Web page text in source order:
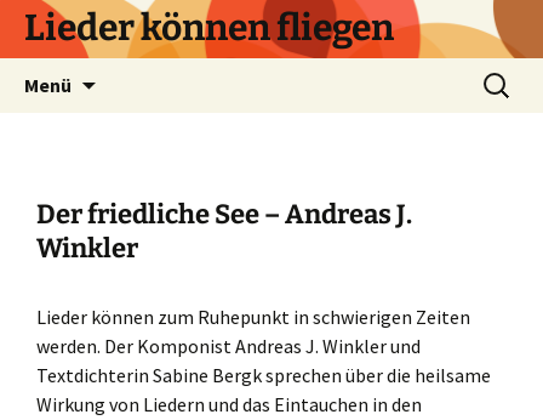
Zum
InhaltLieder können fliegen
Menü
Suchen
nach:
Der friedliche See – Andreas J.
Winkler
Lieder können zum Ruhepunkt in schwierigen Zeiten
werden. Der Komponist Andreas J. Winkler und
Textdichterin Sabine Bergk sprechen über die heilsame
Wirkung von Liedern und das Eintauchen in den